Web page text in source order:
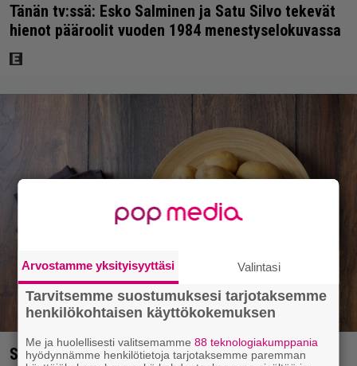
Tänän tv:ssä: Esko Salminen ja Satu Silvo tekevät
hienot pääroolit vuoden 1984 menestyselokuvassa
Syötkö perunoita näin? Tutkijat löysivät yhteyden
Arvostamme yksityisyyttäsi Valintasi
Tarvitsemme suostumuksesi tarjotaksemme
henkilökohtaisen käyttökokemuksen
Me ja huolellisesti valitsemamme88 teknologiakumppania
hyödynnämme henkilötietoja tarjotaksemme paremman